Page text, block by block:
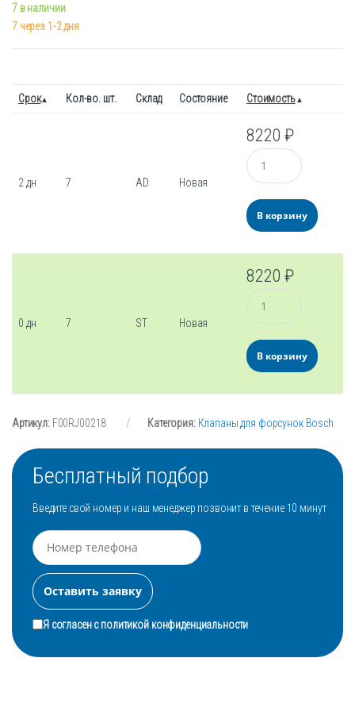
7 в наличии
7 через 1-2 дня
Срок Кол-во. шт. Склад Состояние Стоимость
2 дн 7 AD Новая
8220₽
Количество
В корзину
0 дн 7 ST Новая
8220₽
Количество
В корзину
Артикул: F00RJ00218 Категория: Клапаны для форсунок Bosch
Бесплатный подбор
Введите свой номер и наш менеджер позвонит в течение 10 минут
Я согласен сполитикой конфиденциальности